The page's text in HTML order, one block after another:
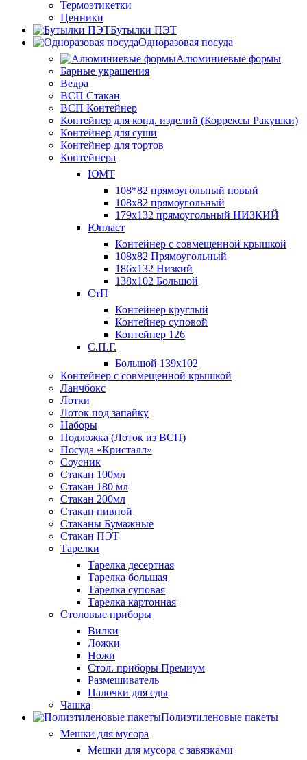
Термоэтикетки
Ценники
Бутылки ПЭТ
Одноразовая посуда
Алюминиевые формы
Барные украшения
Ведра
ВСП Стакан
ВСП Контейнер
Контейнер для конд. изделий (Коррексы Ракушки)
Контейнер для суши
Контейнер для тортов
Контейнера
ЮМТ
108*82 прямоугольный новый
108х82 прямоугольный
179х132 прямоугольный НИЗКИЙ
Юпласт
Контейнер с совмещенной крышкой
108х82 Прямоугольный
186х132 Низкий
138х102 Большой
СтП
Контейнер круглый
Контейнер суповой
Контейнер 126
С.П.Г.
Большой 139х102
Контейнер с совмещенной крышкой
Ланчбокс
Лотки
Лоток под запайку
Наборы
Подложка (Лоток из ВСП)
Посуда «Кристалл»
Соусник
Стакан 100мл
Стакан 180 мл
Стакан 200мл
Стакан пивной
Стаканы Бумажные
Стакан ПЭТ
Тарелки
Тарелка десертная
Тарелка большая
Тарелка суповая
Тарелка картонная
Столовые приборы
Вилки
Ложки
Ножи
Стол. приборы Премиум
Размешиватель
Палочки для еды
Чашка
Полиэтиленовые пакеты
Мешки для мусора
Мешки для мусора с завязками